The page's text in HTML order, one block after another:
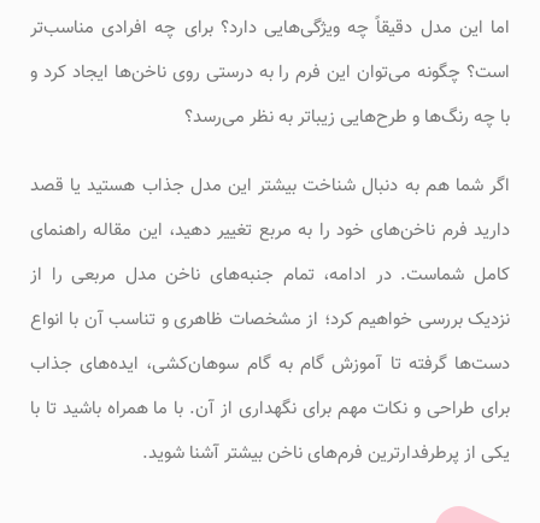
اما این مدل دقیقاً چه ویژگی‌هایی دارد؟ برای چه افرادی مناسب‌تر
است؟ چگونه می‌توان این فرم را به درستی روی ناخن‌ها ایجاد کرد و
با چه رنگ‌ها و طرح‌هایی زیباتر به نظر می‌رسد؟
اگر شما هم به دنبال شناخت بیشتر این مدل جذاب هستید یا قصد
دارید فرم ناخن‌های خود را به مربع تغییر دهید، این مقاله راهنمای
کامل شماست. در ادامه، تمام جنبه‌های ناخن مدل مربعی را از
نزدیک بررسی خواهیم کرد؛ از مشخصات ظاهری و تناسب آن با انواع
دست‌ها گرفته تا آموزش گام به گام سوهان‌کشی، ایده‌های جذاب
برای طراحی و نکات مهم برای نگهداری از آن. با ما همراه باشید تا با
یکی از پرطرفدارترین فرم‌های ناخن بیشتر آشنا شوید.